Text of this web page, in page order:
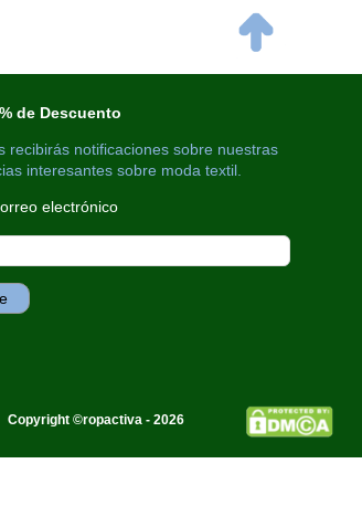
de Descuento
recibirás notificaciones sobre nuestras
interesantes sobre moda textil.
electrónico
Copyright ©ropactiva - 2026